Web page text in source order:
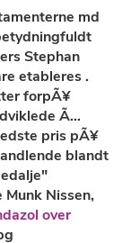
md
Stephan
etableres .
forpÃ¥
Ã…
pris pÃ¥
blandt
Munk Nissen,
over